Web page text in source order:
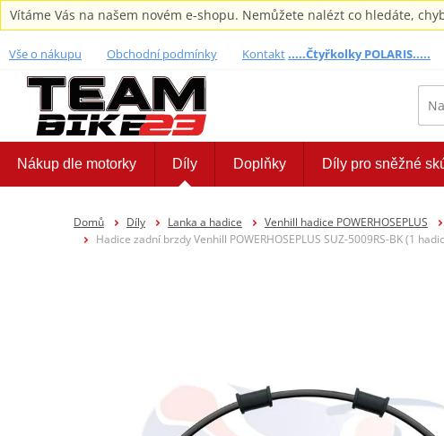
Vítáme Vás na našem novém e-shopu. Nemůžete nalézt co hledáte,
Vše o nákupu Obchodní podmínky Kontakt.....Čtyřkolky POLARIS.....
Nákup dle motorky Díly Doplňky Díly pro sněžné
Domů Díly Lanka a hadice Venhill hadice POWERHOSEPLUS
Hadice zadní brzdy Venhill POWERHOSEPLUS SUZ-5009RS-BK (1